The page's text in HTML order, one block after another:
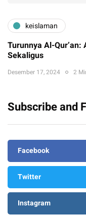
keislaman
Turunnya Al-
Sekaligus
Desember 17, 2024 2
Subscribe and
Facebook
Twitter
Instagram